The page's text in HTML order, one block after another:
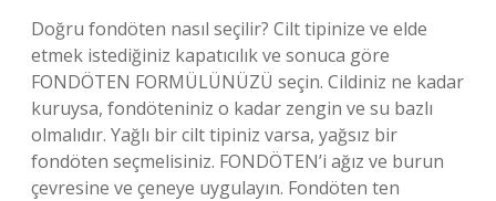
Doğru fondöten nasıl seçilir? Cilt tipinize ve elde
etmek istediğiniz kapatıcılık ve sonuca göre
FONDÖTEN FORMÜLÜNÜZÜ seçin. Cildiniz ne kadar
kuruysa, fondöteniniz o kadar zengin ve su bazlı
olmalıdır. Yağlı bir cilt tipiniz varsa, yağsız bir
fondöten seçmelisiniz. FONDÖTEN’i ağız ve burun
çevresine ve çeneye uygulayın. Fondöten ten